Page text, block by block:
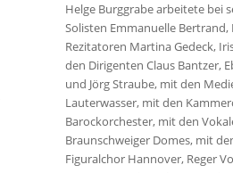
Helge Burggrabe arbeitete bei
Solisten Emmanuelle Bertrand,
Rezitatoren Martina Gedeck,
den Dirigenten Claus Bantzer,
und Jörg Straube, mit den
Lauterwasser, mit den
Barockorchester, mit den
Braunschweiger Domes, mit
Figuralchor Hannover, Reger